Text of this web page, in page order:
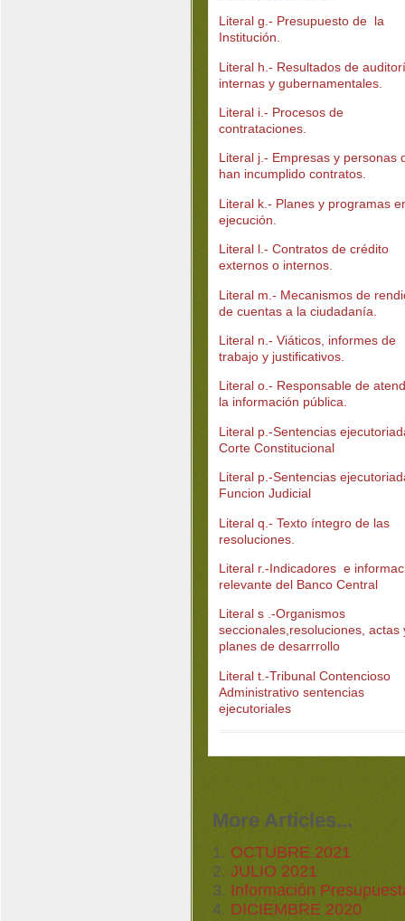
Literal g.- Presupuesto de la
Institución.
Literal h.- Resultados de
internas y gubernamentales.
Literal i.- Procesos de
contrataciones.
Literal j.- Empresas y personas
han incumplido contratos.
Literal k.- Planes y programas
ejecución.
Literal l.- Contratos de crédito
externos o internos.
Literal m.- Mecanismos de
de cuentas a la ciudadanía.
Literal n.- Viáticos, informes de
trabajo y justificativos.
Literal o.- Responsable de
la información pública.
Literal p.-Sentencias
Corte Constitucional
Literal p.-Sentencias
Funcion Judicial
Literal q.- Texto íntegro de las
resoluciones.
Literal r.-Indicadores e
relevante del Banco Central
Literal s .-Organismos
seccionales,resoluciones, actas
planes de desarrrollo
Literal t.-Tribunal Contencioso
Administrativo sentencias
ejecutoriales
More Articles...
OCTUBRE 2021
JULIO 2021
Información
DICIEMBRE 2020